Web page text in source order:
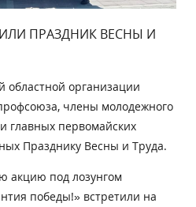
ПРАЗДНИК ВЕСНЫ И
областной организации
члены молодежного
главных первомайских
Празднику Весны и Труда.
акцию под лозунгом
победы!» встретили на